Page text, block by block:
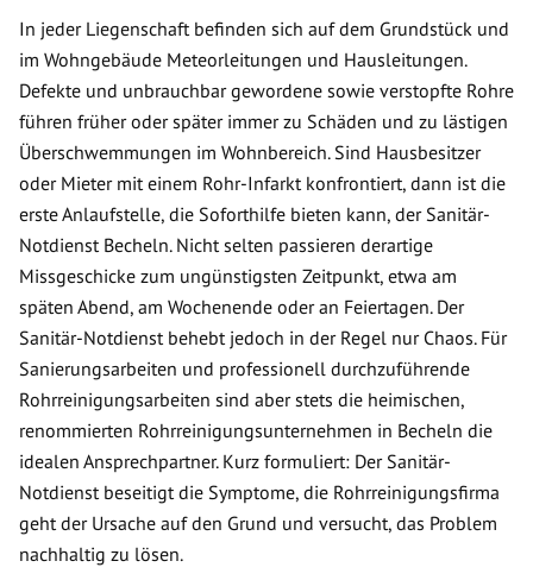
In jeder Liegenschaft befinden sich auf dem Grundstück und
im Wohngebäude Meteorleitungen und Hausleitungen.
Defekte und unbrauchbar gewordene sowie verstopfte Rohre
führen früher oder später immer zu Schäden und zu lästigen
Überschwemmungen im Wohnbereich. Sind Hausbesitzer
oder Mieter mit einem Rohr-Infarkt konfrontiert, dann ist die
erste Anlaufstelle, die Soforthilfe bieten kann, der Sanitär-
Notdienst Becheln. Nicht selten passieren derartige
Missgeschicke zum ungünstigsten Zeitpunkt, etwa am
späten Abend, am Wochenende oder an Feiertagen. Der
Sanitär-Notdienst behebt jedoch in der Regel nur Chaos. Für
Sanierungsarbeiten und professionell durchzuführende
Rohrreinigungsarbeiten sind aber stets die heimischen,
renommierten Rohrreinigungsunternehmen in Becheln die
idealen Ansprechpartner. Kurz formuliert: Der Sanitär-
Notdienst beseitigt die Symptome, die Rohrreinigungsfirma
geht der Ursache auf den Grund und versucht, das Problem
nachhaltig zu lösen.